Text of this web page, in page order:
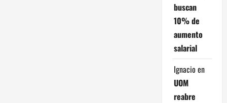
buscan
10% de
aumento
salarial
Ignacio en
UOM
reabre